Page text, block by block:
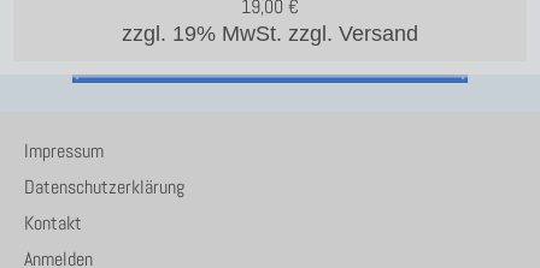
zzgl. 19% MwSt. zzgl. Versand
19,00 €
Impressum
Datenschutzerklärung
Kontakt
Anmelden